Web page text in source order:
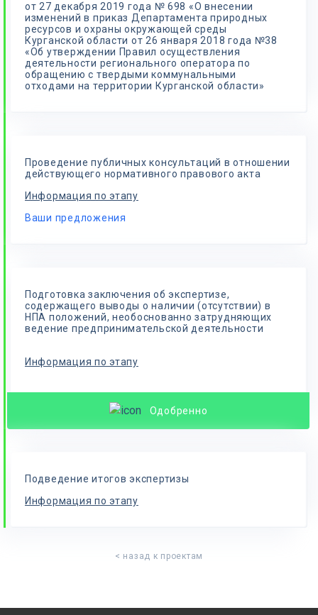
от 27 декабря 2019 года № 698 «О внесении
изменений в приказ Департамента природных
ресурсов и охраны окружающей среды
Курганской области от 26 января 2018 года №38
«Об утверждении Правил осуществления
деятельности регионального оператора по
обращению с твердыми коммунальными
отходами на территории Курганской области»
Проведение публичных консультаций в отношении
действующего нормативного правового акта
Информация по этапу
Ваши предложения
Подготовка заключения об экспертизе,
содержащего выводы о наличии (отсутствии) в
НПА положений, необоснованно затрудняющих
ведение предпринимательской деятельности
Информация по этапу
Одобренно
Подведение итогов экспертизы
Информация по этапу
< назад к проектам